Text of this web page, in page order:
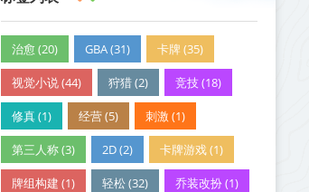
治愈 (20) GBA (31) 卡牌 (35)
视觉小说 (44) 狩猎 (2) 竞技 (18)
修真 (1) 经营 (5) 刺激 (1)
第三人称 (3) 2D (2) 卡牌游戏 (1)
牌组构建 (1) 轻松 (32) 乔装改扮 (1)